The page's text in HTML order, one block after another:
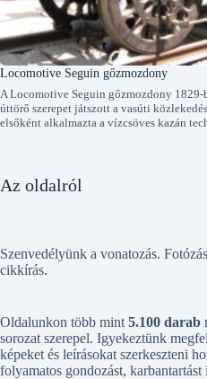
Locomotive Seguin gőzmozdony
A Locomotive Seguin gőzmozdony 1829-
úttörő szerepet játszott a vasúti
elsőként alkalmazta a vízcsöves kazán
Az oldalról
Szenvedélyünk a vonatozás.
cikkírás.
Oldalunkon több mint 5.100 darab
sorozat szerepel. Igyekeztünk
képeket és leírásokat szerkeszteni
folyamatos gondozást, karbantartást